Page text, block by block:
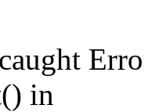
in